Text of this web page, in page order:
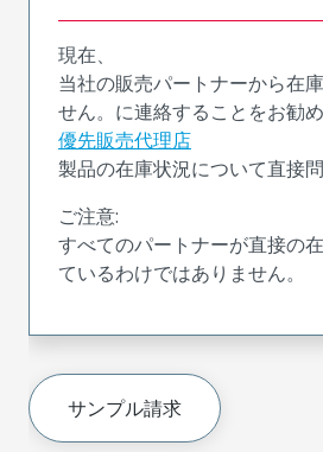
現在、
当社の販売パートナーから在
せん。に連絡することをお勧
優先販売代理店
製品の在庫状況について直接
ご注意:
すべてのパートナーが直接の
ているわけではありません。
サンプル請求